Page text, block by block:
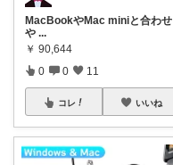
MacBookやMac miniと合わせ
や ...
￥ 90,644
0 0 11
コレ いいね